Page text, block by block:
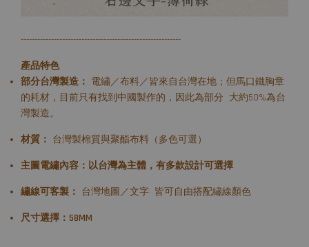
----------------------------------------------------------
產品特色
部分台灣製造： 電繡／布料／皆來自台灣在地；但馬口鐵胸章
的耗材，目前只有找到中國製作的，因此為部分 大約50%為台
灣製造。
材質： 台灣製棉質與聚酯布料（多色可選）
主圖電繡內容：以台灣為主體，有多款設計可選擇
繡線可客製： 台灣地圖／文字 皆可自由搭配繡線顏色
尺寸選擇：58MM